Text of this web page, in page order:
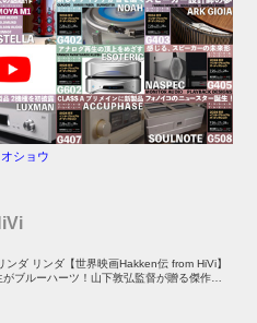
ショウ
ンダ リンダ【世界映画Hakken伝 from HiVi】
ブルーハーツ！山下敦弘監督が贈る傑作青春